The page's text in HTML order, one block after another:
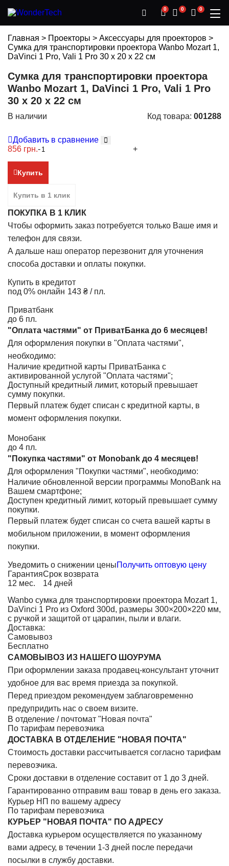
0 0 0
Главная > Проекторы > Аксессуары для проекторов >
Сумка для транспортировки проектора Wanbo Mozart 1,
DaVinci 1 Pro, Vali 1 Pro 30 x 20 x 22 см
Сумка для транспортировки проектора
Wanbo Mozart 1, DaVinci 1 Pro, Vali 1 Pro
30 x 20 x 22 см
В наличии Код товара: 001288
Добавить в сравнение
856 грн.- +
Купить
Купить в 1 клик
ПОКУПКА В 1 КЛИК
Чтобы оформить заказ потребуется только Ваше имя и
телефон для связи.
А дальше наш оператор перезвонит для уточнения
способа доставки и оплаты покупки.
Купить в кредит
под 0% онлайн
от
143 ₴ / пл.
Приватбанк
до 6 пл.
"Оплата частями" от ПриватБанка до 6 месяцев!
Для оформления покупки в "Оплата частями",
необходимо:
Наличие кредитной карты ПриватБанка с
активированной услугой "Оплата частями";
Доступный кредитный лимит, который превышает
сумму покупки.
Первый платеж будет списан с кредитной карты, в
момент оформления покупки.
Монобанк
до 4 пл.
"Покупка частями" от Monobank до 4 месяцев!
Для оформления "Покупки частями", необходимо:
Наличие обновленной версии программы MonoBank на
Вашем смартфоне;
Доступен кредитный лимит, который превышает сумму
покупки.
Первый платеж будет списан со счета вашей карты в
мобильном приложении, в момент оформления
покупки.
Уведомить о снижении ценыПолучить оптовую цену
Гарантия
12 мес.
Срок возврата
14 дней
Wanbo сумка для транспортировки проектора Mozart 1,
DaVinci 1 Pro из Oxford 300d, размеры 300×200×220 мм,
с ручкой и защитой от царапин, пыли и влаги.
Доставка:
Самовывоз
Бесплатно
САМОВЫВОЗ ИЗ НАШЕГО ШОУРУМА
При оформлении заказа продавец-консультант уточнит
удобное для вас время приезда за покупкой.
Перед приездом рекомендуем заблаговременно
предупридить нас о своем визите.
В отделение / почтомат "Новая почта"
По тарифам перевозчика
ДОСТАВКА В ОТДЕЛЕНИЕ "НОВАЯ ПОЧТА"
Стоимость доставки рассчитывается согласно тарифам
перевозчика.
Сроки доставки в отделение составит от 1 до 3 дней.
Гарантированно отправим ваш товар в день его заказа.
Курьер НП по вашему адресу
По тарифам перевозчика
КУРЬЕР "НОВАЯ ПОЧТА" ПО АДРЕСУ
Доставка курьером осуществляется по указанному
вами адресу, в течении 1-3 дней после передачи
посылки в службу доставки.